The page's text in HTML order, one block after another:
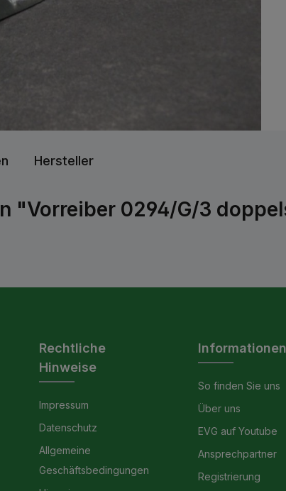
Hersteller
"Vorreiber 0294/G/3
Rechtliche
Hinweise
Impressum
Datenschutz
Allgemeine
Geschäftsbedingungen
Informationen
So finden Sie uns
Über uns
EVG auf Youtube
Ansprechpartner
Registrierung